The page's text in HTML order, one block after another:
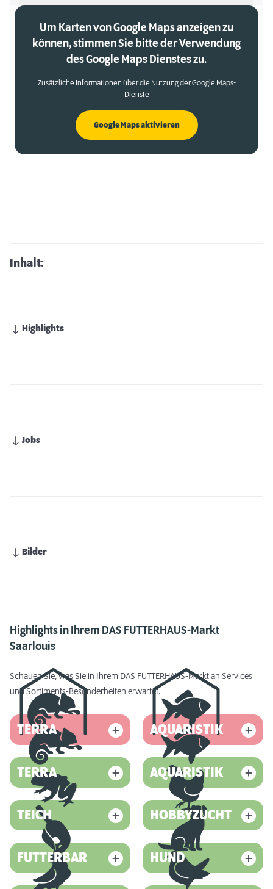
Um Karten von Google Maps anzeigen zu
können, stimmen Sie bitte der Verwendung
des Google Maps Dienstes zu.
Zusätzliche Informationen über die Nutzung der Google Maps-
Dienste
Google Maps aktivieren
Inhalt:
Highlights
Jobs
Bilder
Highlights in Ihrem DAS FUTTERHAUS-Markt
Saarlouis
Schauen Sie, was Sie in Ihrem DAS FUTTERHAUS-Markt an Services
und Sortiments-Besonderheiten erwartet.
TERRA AQUARISTIK
TERRA AQUARISTIK
TEICH HOBBYZUCHT
FUTTERBAR HUND